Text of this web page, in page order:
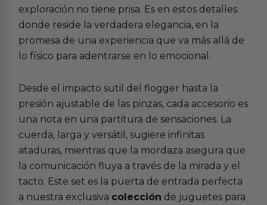
exploración no tiene prisa. Es en estos detalles
donde reside la verdadera elegancia, en la
promesa de una experiencia que va más allá de
lo físico para adentrarse en lo emocional.
Desde el impacto sutil del flogger hasta la
presión ajustable de las pinzas, cada accesorio es
una nota en una partitura de sensaciones. La
cuerda, larga y versátil, sugiere infinitas
ataduras, mientras que la mordaza asegura que
la comunicación fluya a través de la mirada y el
tacto. Este set es la puerta de entrada perfecta
a nuestra exclusiva colección de juguetes para